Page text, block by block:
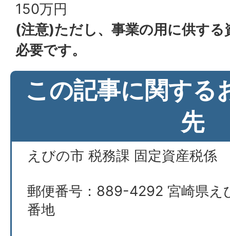
150万円
(注意)ただし、事業の用に供す
必要です。
この記事に関する
先
えびの市 税務課 固定資産税係
郵便番号：889-4292 宮崎県え
番地